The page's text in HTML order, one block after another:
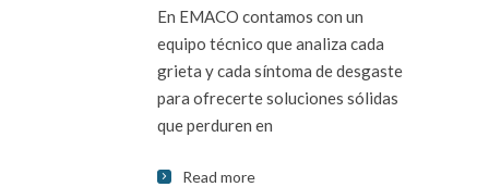
En EMACO contamos con un
equipo técnico que analiza cada
grieta y cada síntoma de desgaste
para ofrecerte soluciones sólidas
que perduren en
Read more